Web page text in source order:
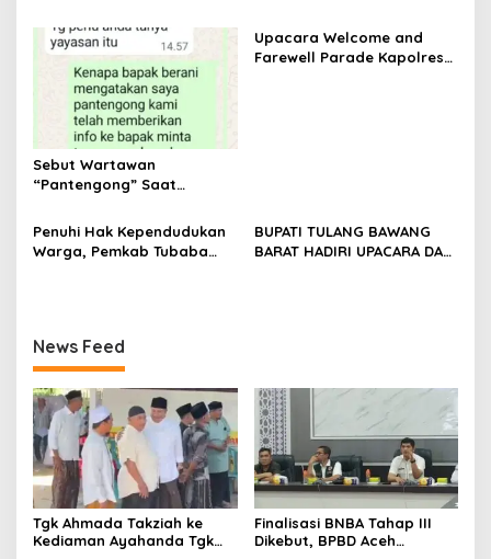
Penghulu untuk Vervali
Stimulan Rumah
Sebut Wartawan
“Pantengong” Saat
Diduga Langgar Hukum &
Etika, DPR‑Provinsi,
Gubernur dan PLLDA
Upacara Welcome and
Farewell Parade Kapolres
Penuhi Hak Kependudukan
Warga, Pemkab Tubaba
BUPATI TULANG BAWANG
BARAT HADIRI UPACARA DAN
News Feed
Tgk Ahmada Takziah ke
Kediaman Ayahanda Tgk
Finalisasi BNBA Tahap III
Dikebut, BPBD Aceh